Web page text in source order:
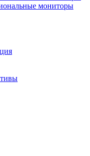
мониторы